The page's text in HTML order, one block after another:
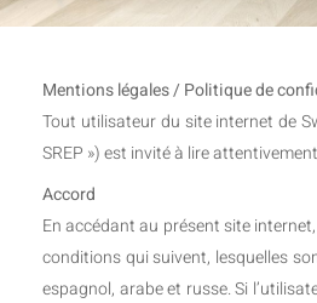
Mentions légales / Politique de
Tout utilisateur du site internet de
SREP ») est invité à lire
Accord
En accédant au présent site
conditions qui suivent, lesquelles
espagnol, arabe et russe. Si